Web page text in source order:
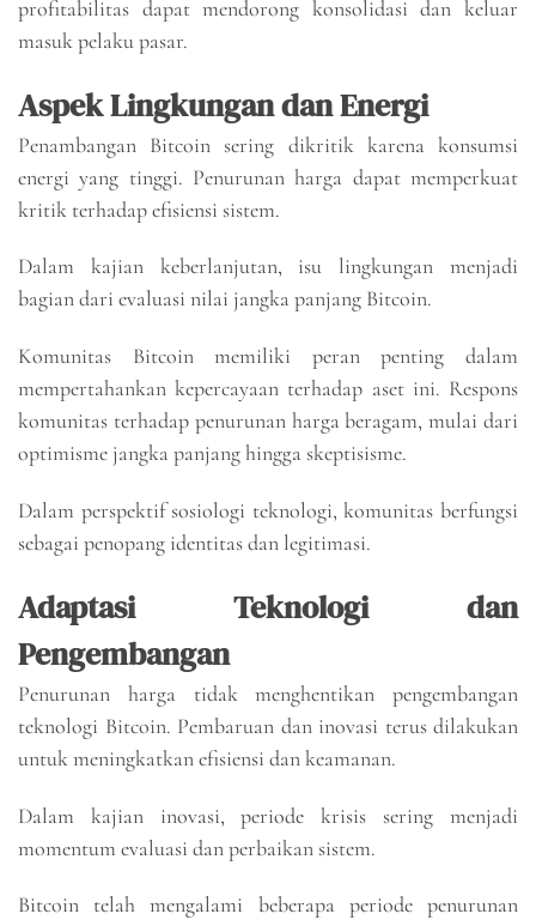
profitabilitas dapat mendorong konsolidasi dan keluar
masuk pelaku pasar.
Aspek Lingkungan dan Energi
Penambangan Bitcoin sering dikritik karena konsumsi
energi yang tinggi. Penurunan harga dapat memperkuat
kritik terhadap efisiensi sistem.
Dalam kajian keberlanjutan, isu lingkungan menjadi
bagian dari evaluasi nilai jangka panjang Bitcoin.
Komunitas Bitcoin memiliki peran penting dalam
mempertahankan kepercayaan terhadap aset ini. Respons
komunitas terhadap penurunan harga beragam, mulai dari
optimisme jangka panjang hingga skeptisisme.
Dalam perspektif sosiologi teknologi, komunitas berfungsi
sebagai penopang identitas dan legitimasi.
Adaptasi Teknologi dan
Pengembangan
Penurunan harga tidak menghentikan pengembangan
teknologi Bitcoin. Pembaruan dan inovasi terus dilakukan
untuk meningkatkan efisiensi dan keamanan.
Dalam kajian inovasi, periode krisis sering menjadi
momentum evaluasi dan perbaikan sistem.
Bitcoin telah mengalami beberapa periode penurunan